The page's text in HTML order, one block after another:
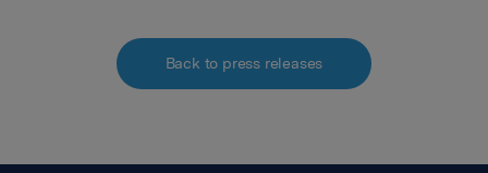
Back to press releases